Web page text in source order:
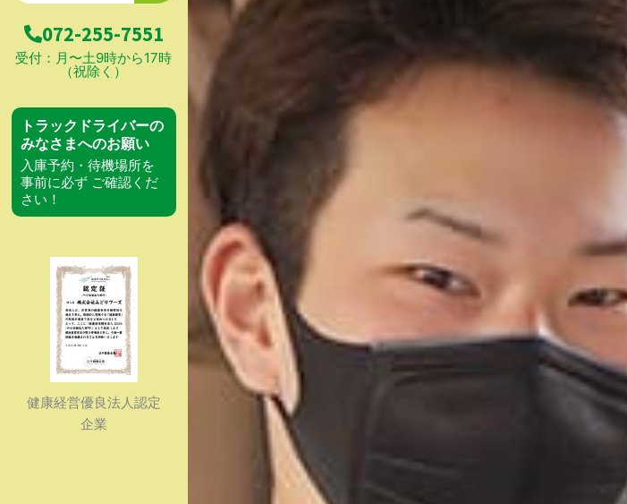
072-255-7551
受付：月〜土9時から17時
（祝除く）
トラックドライバーの
みなさまへのお願い
入庫予約・待機場所を
事前に必ず ご確認くだ
さい！
健康経営優良法人認定
企業